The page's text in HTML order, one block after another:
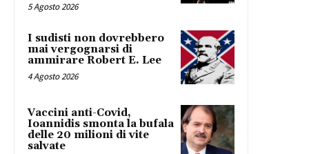
5 Agosto 2026
I sudisti non dovrebbero
mai vergognarsi di
ammirare Robert E. Lee
4 Agosto 2026
Vaccini anti-Covid,
Ioannidis smonta la bufala
delle 20 milioni di vite
salvate